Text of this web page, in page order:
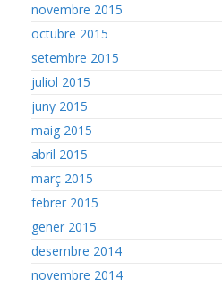
novembre 2015
octubre 2015
setembre 2015
juliol 2015
juny 2015
maig 2015
abril 2015
març 2015
febrer 2015
gener 2015
desembre 2014
novembre 2014